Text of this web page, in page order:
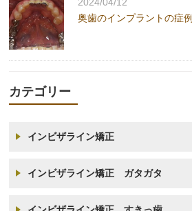
奥歯のインプラントの症例
カテゴリー
インビザライン矯正
インビザライン矯正 ガタガタ